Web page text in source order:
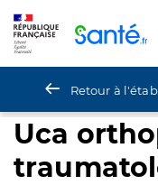
Retour à
Uca